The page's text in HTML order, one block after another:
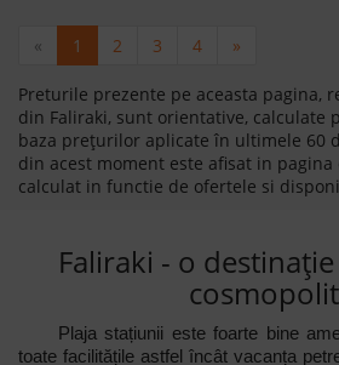
« 1 2 3 4 »
Preturile prezente pe aceasta pagina,
din Faliraki, sunt orientative, calculate
baza prețurilor aplicate în ultimele 60
din acest moment este afisat in pagina
calculat in functie de ofertele si
Faliraki - o
Plaja stațiunii este foarte bine
toate facilitățile astfel încât vacanța